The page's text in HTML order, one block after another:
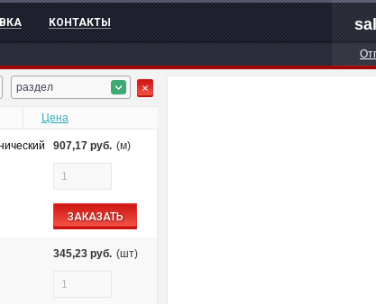
КОНТАКТЫ
раздел
Цена
907,17 руб. (м)
ЗАКАЗАТЬ
345,23 руб. (шт)